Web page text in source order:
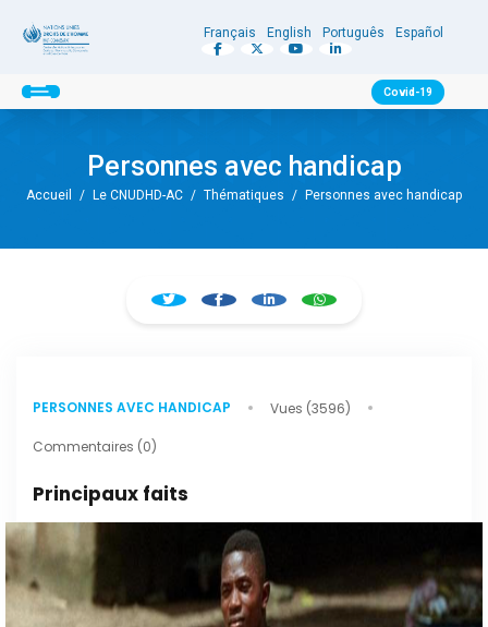
Français English Português Español
Covid-19
Personnes avec handicap
Accueil / Le CNUDHD-AC / Thématiques / Personnes avec handicap
PERSONNES AVEC HANDICAP Vues (3596)
Commentaires (0)
Principaux faits